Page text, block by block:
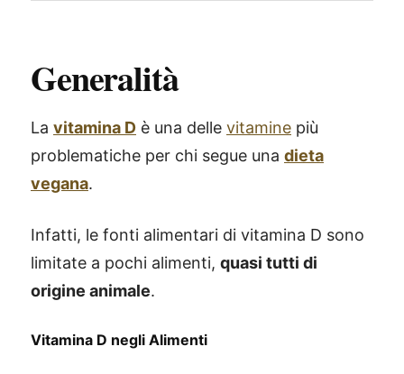
Generalità
La vitamina D è una delle vitamine più
problematiche per chi segue una dieta
vegana.
Infatti, le fonti alimentari di vitamina D sono
limitate a pochi alimenti, quasi tutti di
origine animale.
Vitamina D negli Alimenti